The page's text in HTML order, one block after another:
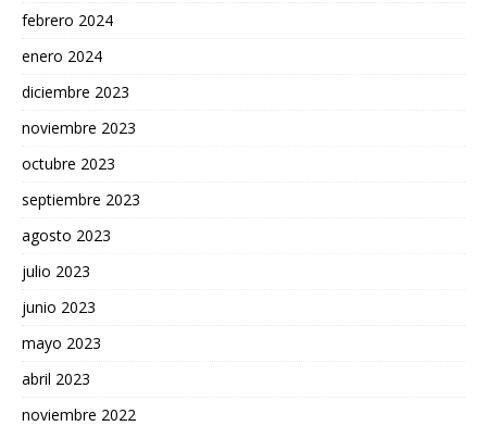
febrero 2024
enero 2024
diciembre 2023
noviembre 2023
octubre 2023
septiembre 2023
agosto 2023
julio 2023
junio 2023
mayo 2023
abril 2023
noviembre 2022